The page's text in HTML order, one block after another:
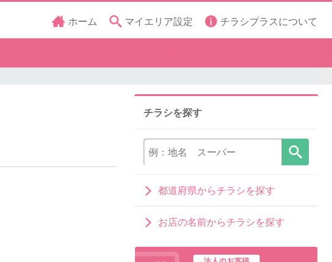
ホーム マイエリア設定 チラシプラスについて
チラシを探す
都道府県からチラシを探す
お店の名前からチラシを探す